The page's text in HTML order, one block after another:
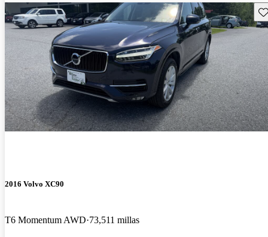
2016 Volvo XC90
T6 Momentum AWD 73,511 millas